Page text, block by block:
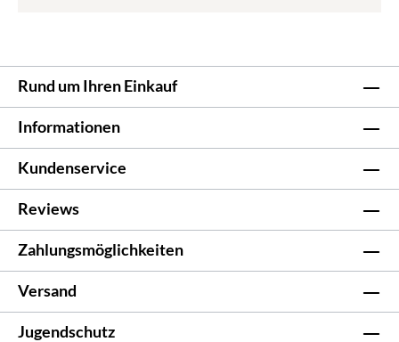
Rund um Ihren Einkauf
Informationen
Kundenservice
Reviews
Zahlungsmöglichkeiten
Versand
Jugendschutz